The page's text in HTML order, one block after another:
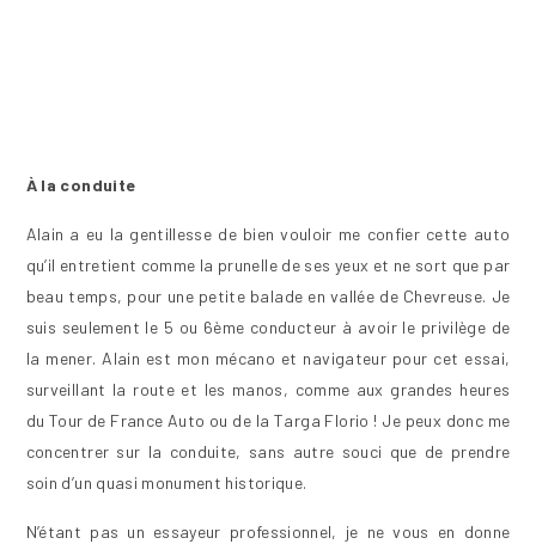
À la conduite
Alain a eu la gentillesse de bien vouloir me confier cette auto
qu’il entretient comme la prunelle de ses yeux et ne sort que par
beau temps, pour une petite balade en vallée de Chevreuse. Je
suis seulement le 5 ou 6ème conducteur à avoir le privilège de
la mener. Alain est mon mécano et navigateur pour cet essai,
surveillant la route et les manos, comme aux grandes heures
du Tour de France Auto ou de la Targa Florio ! Je peux donc me
concentrer sur la conduite, sans autre souci que de prendre
soin d’un quasi monument historique.
N’étant pas un essayeur professionnel, je ne vous en donne